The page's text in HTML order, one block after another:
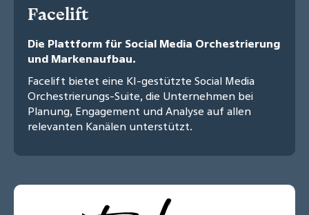
Facelift
Die Plattform für Social Media Orchestrierung
und Markenaufbau.
Facelift bietet eine KI-gestützte Social Media
Orchestrierungs-Suite, die Unternehmen bei
Planung, Engagement und Analyse auf allen
relevanten Kanälen unterstützt.